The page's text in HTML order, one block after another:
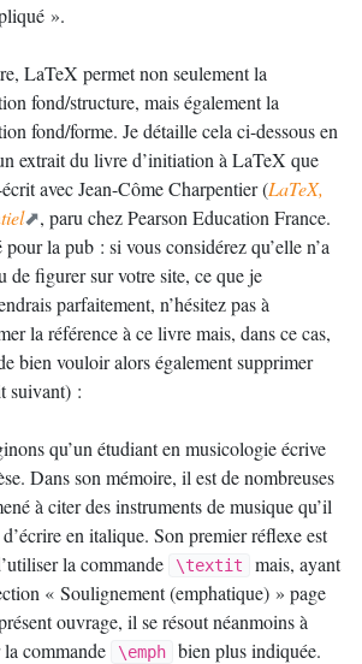
».
LaTeX permet non seulement la
fond/structure, mais également la
fond/forme. Je détaille cela ci-dessous en
extrait du livre d’initiation à LaTeX que
avec Jean-Côme Charpentier (LaTeX,
, paru chez Pearson Education France.
pour la pub : si vous considérez qu’elle n’a
de figurer sur votre site, ce que je
parfaitement, n’hésitez pas à
la référence à ce livre mais, dans ce cas,
bien vouloir alors également supprimer
suivant) :
qu’un étudiant en musicologie écrive
Dans son mémoire, il est de nombreuses
à citer des instruments de musique qu’il
en italique. Son premier réﬂexe est
la commande
\textit
mais, ayant
« Soulignement (emphatique) » page
ouvrage, il se résout néanmoins à
commande
\emph
bien plus indiquée.